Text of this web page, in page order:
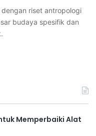
riset antropologi
budaya spesifik dan
Memperbaiki Alat